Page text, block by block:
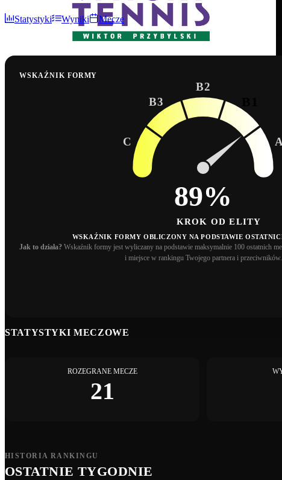
Statystyki Wyniki Mecze
WSKAŹNIK FORMY
C
B3
B2
89%
KROK OD ELITY
WSKAŹNIK FORMY OBLICZONY NA PODSTAWIE
Jak to działa? Wskaźnik formy jest wyliczany na podstawie maksymalnie 100 ostatnich
i miejsce w rankingu Twojego partnera i przeciwników.
STATYSTYKI MECZOWE
ROZEGRANE MECZE
21
HISTORIA RANKINGU
OSTATNIE TYGODNIE